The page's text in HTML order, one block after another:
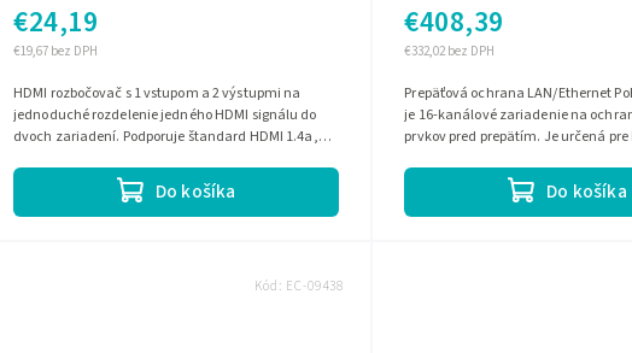
€19,67 bez DPH
€24,19
Do košíka
HDMI rozbočovač s 1 vstupom a 2 výstupmi na
jednoduché rozdelenie jedného HDMI signálu do
dvoch zariadení. Podporuje štandard HDMI 1.4a,
€332,02 bez DPH
€408,39
Do košíka
Prepäťová ochrana LAN/Ethernet
je 16-kanálové zariadenie na
prvkov pred prepätím. Je určená
Kód: EC-09438